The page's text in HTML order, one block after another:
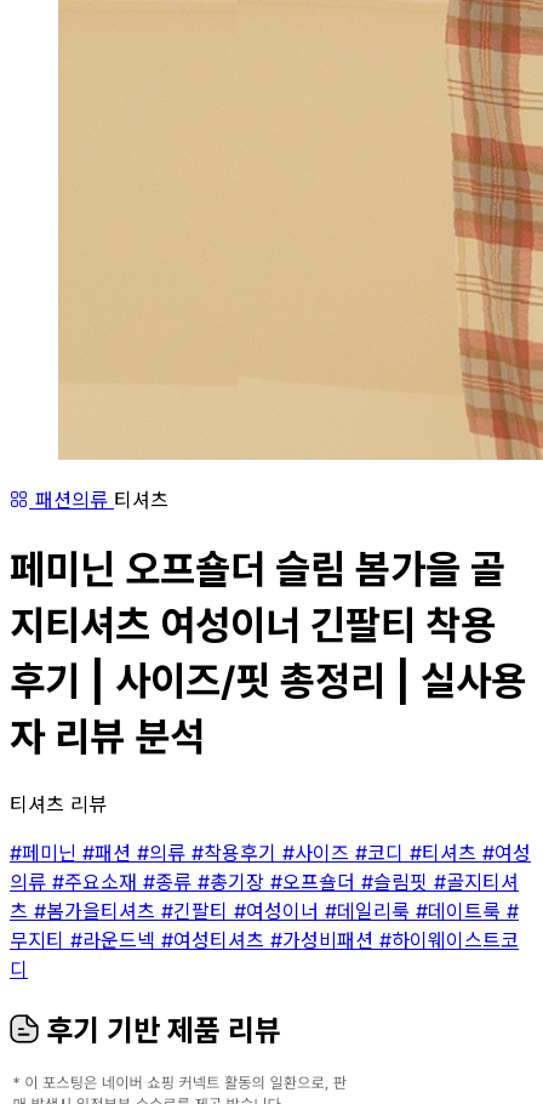
패션의류 티셔츠
페미닌 오프숄더 슬림 봄가을 골
지티셔츠 여성이너 긴팔티 착용
후기 | 사이즈/핏 총정리 | 실사용
자 리뷰 분석
티셔츠 리뷰
#페미닌 #패션 #의류 #착용후기 #사이즈 #코디 #티셔츠 #여성
의류 #주요소재 #종류 #총기장 #오프숄더 #슬림핏 #골지티셔
츠 #봄가을티셔츠 #긴팔티 #여성이너 #데일리룩 #데이트룩 #
무지티 #라운드넥 #여성티셔츠 #가성비패션 #하이웨이스트코
디
후기 기반 제품 리뷰